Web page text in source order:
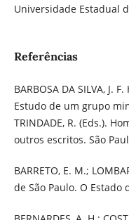
Universidade Estadual
Referências
BARBOSA DA SILVA, J.
Estudo de um grupo
TRINDADE, R. (Eds.).
outros escritos. São
BARRETO, E. M.;
de São Paulo. O Estado